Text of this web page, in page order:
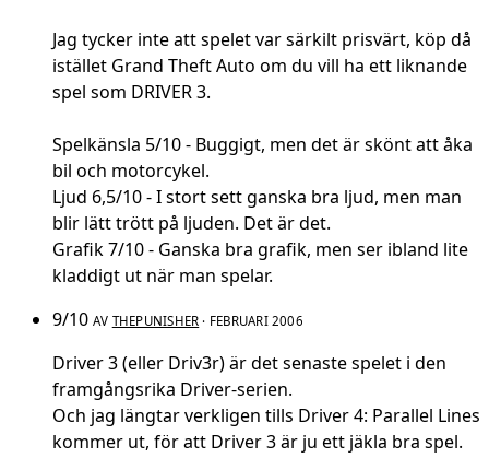
Jag tycker inte att spelet var särkilt prisvärt, köp då
istället Grand Theft Auto om du vill ha ett liknande
spel som DRIVER 3.
Spelkänsla 5/10 - Buggigt, men det är skönt att åka
bil och motorcykel.
Ljud 6,5/10 - I stort sett ganska bra ljud, men man
blir lätt trött på ljuden. Det är det.
Grafik 7/10 - Ganska bra grafik, men ser ibland lite
kladdigt ut när man spelar.
9/10 AV THEPUNISHER · FEBRUARI 2006
Driver 3 (eller Driv3r) är det senaste spelet i den
framgångsrika Driver-serien.
Och jag längtar verkligen tills Driver 4: Parallel Lines
kommer ut, för att Driver 3 är ju ett jäkla bra spel.